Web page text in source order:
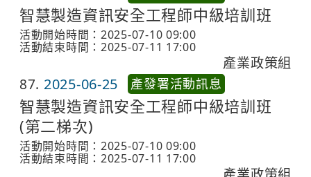
智慧製造資訊安全工程師中級培訓班
活動開始時間：2025-07-10 09:00
活動結束時間：2025-07-11 17:00
產業政策組
87 2025-06-25 產發署活動訊息
智慧製造資訊安全工程師中級培訓班
(第二梯次)
活動開始時間：2025-07-10 09:00
活動結束時間：2025-07-11 17:00